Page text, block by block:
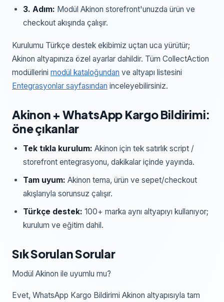
3. Adım: Modül Akinon storefront'unuzda ürün ve
checkout akışında çalışır.
Kurulumu Türkçe destek ekibimiz uçtan uca yürütür;
Akinon altyapınıza özel ayarlar dahildir. Tüm CollectAction
modüllerini modül kataloğundan ve altyapı listesini
Entegrasyonlar sayfasından inceleyebilirsiniz.
Akinon + WhatsApp Kargo Bildirimi:
öne çıkanlar
Tek tıkla kurulum: Akinon için tek satırlık script /
storefront entegrasyonu, dakikalar içinde yayında.
Tam uyum: Akinon tema, ürün ve sepet/checkout
akışlarıyla sorunsuz çalışır.
Türkçe destek: 100+ marka aynı altyapıyı kullanıyor;
kurulum ve eğitim dahil.
Sık Sorulan Sorular
Modül Akinon ile uyumlu mu?
Evet, WhatsApp Kargo Bildirimi Akinon altyapısıyla tam